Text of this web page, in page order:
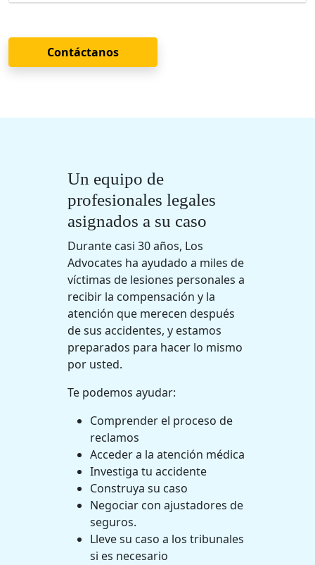
Contáctanos
Un equipo de
profesionales legales
asignados a su caso
Durante casi 30 años, Los
Advocates ha ayudado a miles de
víctimas de lesiones personales a
recibir la compensación y la
atención que merecen después
de sus accidentes, y estamos
preparados para hacer lo mismo
por usted.
Te podemos ayudar:
Comprender el proceso de
reclamos
Acceder a la atención médica
Investiga tu accidente
Construya su caso
Negociar con ajustadores de
seguros.
Lleve su caso a los tribunales
si es necesario